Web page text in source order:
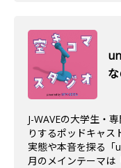
J-WAVEの大学生・
りするポッドキャス
実態や本音を探る「
月のメインテーマは